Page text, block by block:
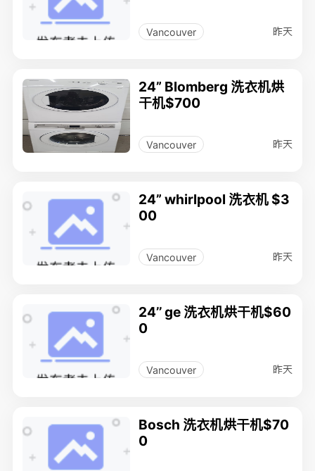
Vancouver 昨天
24” Blomberg 洗衣机烘
干机$700
Vancouver 昨天
24” whirlpool 洗衣机 $3
00
Vancouver 昨天
24’’ ge 洗衣机烘干机$60
0
Vancouver 昨天
Bosch 洗衣机烘干机$70
0